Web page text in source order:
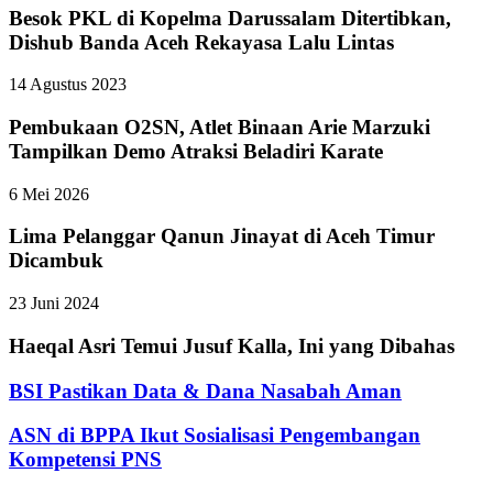
Besok PKL di Kopelma Darussalam Ditertibkan,
Dishub Banda Aceh Rekayasa Lalu Lintas
14 Agustus 2023
Pembukaan O2SN, Atlet Binaan Arie Marzuki
Tampilkan Demo Atraksi Beladiri Karate
6 Mei 2026
Lima Pelanggar Qanun Jinayat di Aceh Timur
Dicambuk
23 Juni 2024
Haeqal Asri Temui Jusuf Kalla, Ini yang Dibahas
BSI Pastikan Data & Dana Nasabah Aman
ASN di BPPA Ikut Sosialisasi Pengembangan
Kompetensi PNS